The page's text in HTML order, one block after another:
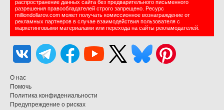
распространение данных сайта без предварительного письменного
разрешения правообладателей строго запрещено. Ресурс
milliondollarov.com может получать комиссионное вознаграждение от
рекламных партнеров в случае взаимодействия пользователя с
маркетинговыми материалами или перехода на сайты рекламодателей.
О нас
Помочь
Политика конфидениальности
Предупреждение о рисках